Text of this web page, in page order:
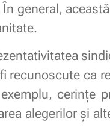
general,
recunoscute ca
cerințe
alegerilor și